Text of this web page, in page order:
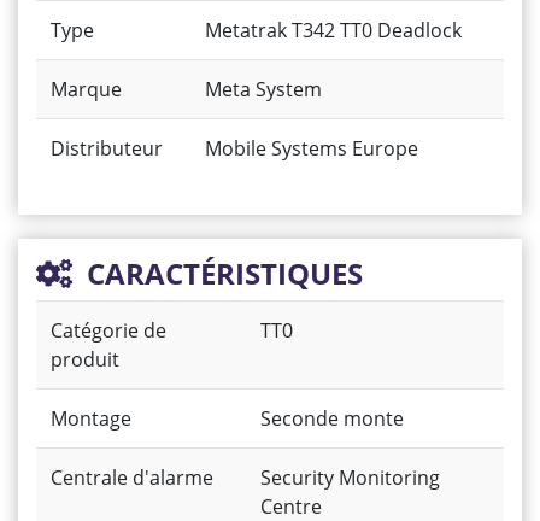
Type Metatrak T342 TT0 Deadlock
Marque Meta System
Distributeur Mobile Systems Europe
CARACTÉRISTIQUES
Catégorie de
produit
TT0
Montage Seconde monte
Centrale d'alarme
Security Monitoring
Centre